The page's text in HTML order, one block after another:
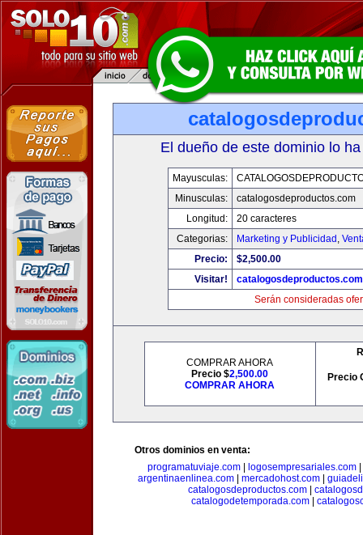
El dueño de este dominio lo
Mayusculas:
Minusculas:
catalogosdeproductos.com
Longitud:
20 caracteres
Categorias:
Marketing y Publicidad ,
Precio:
$2,500.00
Visitar!
catalogosdeproductos.com
Serán consideradas
COMPRAR AHORA
Precio $2,500.00
COMPRAR AHORA
Precio
Otros dominios en venta:
programatuviaje.com| logosempresariales.com|
argentinaenlinea.com| mercadohost.com|
catalogosdeproductos.com
catalogodetemporada.com